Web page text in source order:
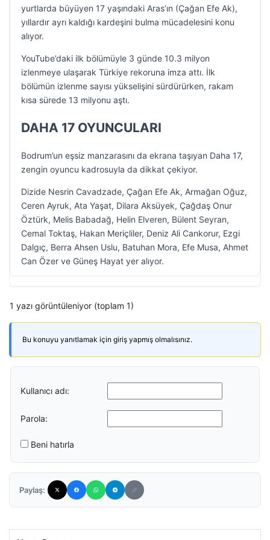
yurtlarda büyüyen 17 yaşındaki Aras’ın (Çağan Efe Ak),
yıllardır ayrı kaldığı kardeşini bulma mücadelesini konu
alıyor.
YouTube’daki ilk bölümüyle 3 günde 10.3 milyon
izlenmeye ulaşarak Türkiye rekoruna imza attı. İlk
bölümün izlenme sayısı yükselişini sürdürürken, rakam
kısa sürede 13 milyonu aştı.
DAHA 17 OYUNCULARI
Bodrum’un eşsiz manzarasını da ekrana taşıyan Daha 17,
zengin oyuncu kadrosuyla da dikkat çekiyor.
Dizide Nesrin Cavadzade, Çağan Efe Ak, Armağan Oğuz,
Ceren Ayruk, Ata Yaşat, Dilara Aksüyek, Çağdaş Onur
Öztürk, Melis Babadağ, Helin Elveren, Bülent Seyran,
Cemal Toktaş, Hakan Meriçliler, Deniz Ali Cankorur, Ezgi
Dalgıç, Berra Ahsen Uslu, Batuhan Mora, Efe Musa, Ahmet
Can Özer ve Güneş Hayat yer alıyor.
1 yazı görüntüleniyor (toplam 1)
Bu konuyu yanıtlamak için giriş yapmış olmalısınız.
Kullanıcı adı:
Parola:
Beni hatırla
Paylaş: